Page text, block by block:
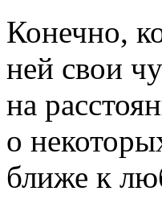
Конечно,
ней свои
на
о
ближе к